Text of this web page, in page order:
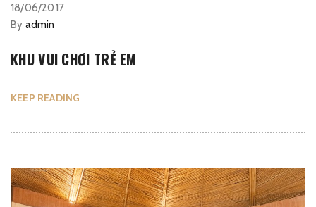
18/06/2017
By admin
KHU VUI CHƠI TRẺ EM
KEEP READING